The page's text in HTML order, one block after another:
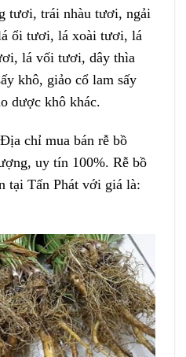
tươi, trái nhàu tươi, ngải
ổi tươi, lá xoài tươi, lá
lá vối tươi, dây thìa
khô, giảo cổ lam sấy
dược khô khác.
chỉ mua bán rễ bồ
uy tín 100%. Rễ bồ
tại Tấn Phát với giá là: